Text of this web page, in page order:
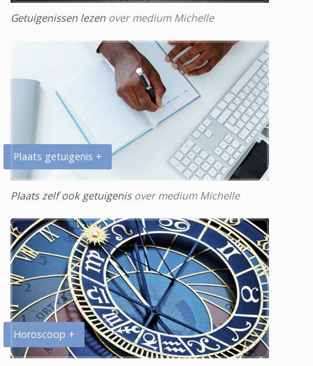
Getuigenissen lezen over medium Michelle
Plaats getuigenis +
Plaats zelf ook getuigenisover medium Michelle
Horoscoop +